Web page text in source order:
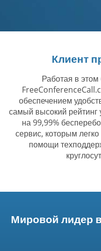
Клиент
Работая в этом
обеспечением
самый высокий рейтинг
на 99,99%
сервис, которым
помощи
Мировой лидер